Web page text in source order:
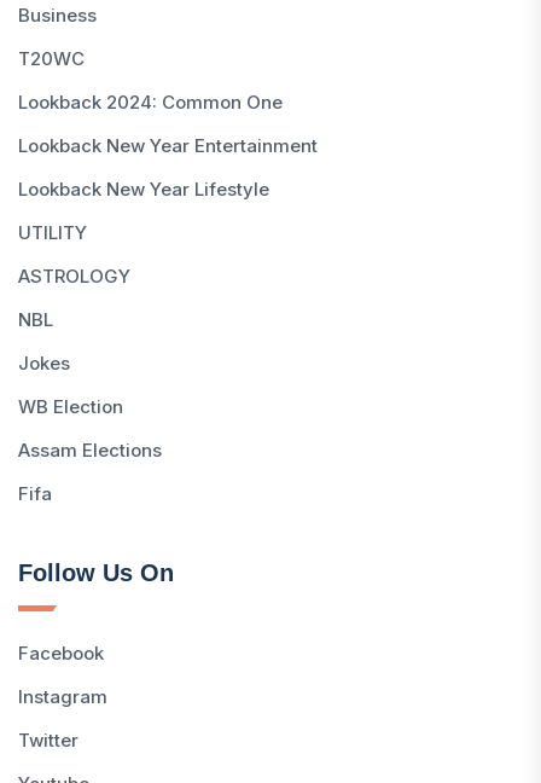
Business
T20WC
Lookback 2024: Common One
Lookback New Year Entertainment
Lookback New Year Lifestyle
UTILITY
ASTROLOGY
NBL
Jokes
WB Election
Assam Elections
Fifa
Follow Us On
Facebook
Instagram
Twitter